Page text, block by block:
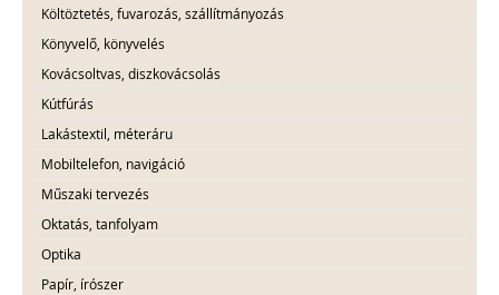
Költöztetés, fuvarozás, szállítmányozás
Könyvelő, könyvelés
Kovácsoltvas, diszkovácsolás
Kútfúrás
Lakástextil, méteráru
Mobiltelefon, navigáció
Műszaki tervezés
Oktatás, tanfolyam
Optika
Papír, írószer